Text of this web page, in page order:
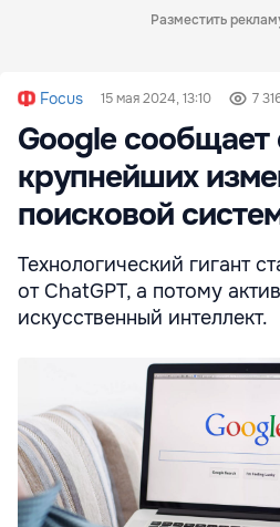
Разместить
Focus 15 мая 2024, 13:10 7
Google сообщает
крупнейших
поисковой
Технологический гигант
от ChatGPT, а потому
искусственный интеллект.